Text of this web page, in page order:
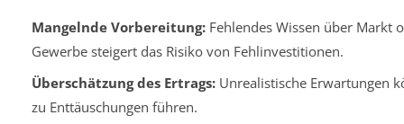
Mangelnde Vorbereitung:Fehlendes Wissen über Markt
Gewerbe steigert das Risiko von Fehlinvestitionen.
Überschätzung des Ertrags:Unrealistische Erwartungen
zu Enttäuschungen führen.